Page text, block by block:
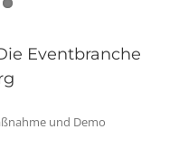
Eventbranche
und Demo